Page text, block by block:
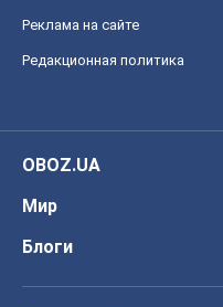
Реклама на сайте
Редакционная политика
OBOZ.UA
Мир
Блоги